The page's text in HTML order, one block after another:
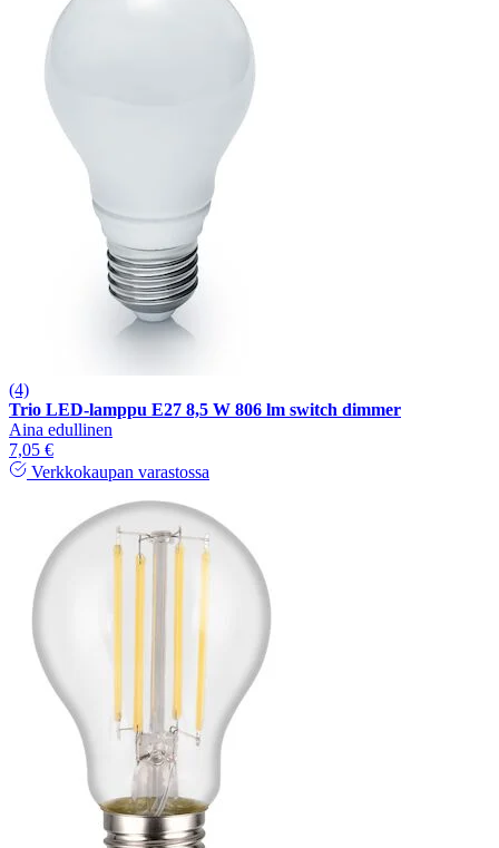
(4)
Trio LED-lamppu E27 8,5 W 806 lm switch dimmer
Aina edullinen
7,05 €
Verkkokaupan varastossa